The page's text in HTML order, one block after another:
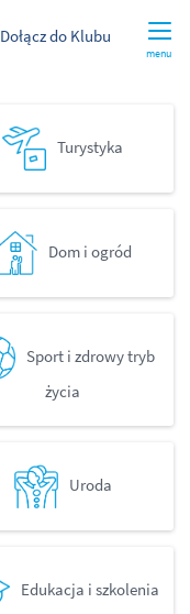
menu
Dołącz do Klubu
Turystyka
Dom i ogród
Sport i zdrowy tryb
życia
Uroda
Edukacja i szkolenia